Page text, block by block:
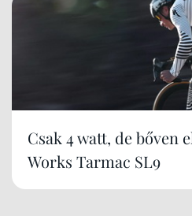
Csak 4 watt, de bőven
Works Tarmac SL9